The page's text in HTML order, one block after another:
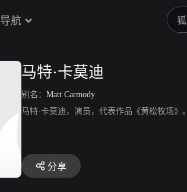
导航
马特·卡莫迪
别名： Matt Carmody
马特·卡莫迪，演员，代表作品《黄松牧场》。
分享